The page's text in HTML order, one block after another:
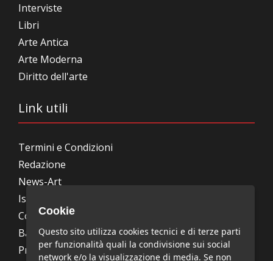
Interviste
Libri
Arte Antica
Arte Moderna
Diritto dell'arte
Link utili
Termini e Condizioni
Redazione
News-Art
Iscrizione alla newsletter
Collabora con noi
Bandi, concorsi, premi
Privacy Policy
Cookie
Questo sito utilizza cookies tecnici e di terze parti
per funzionalità quali la condivisione sui social
network e/o la visualizzazione di media. Se non